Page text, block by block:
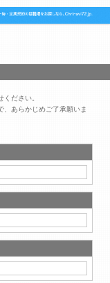
ださい。
、あらかじめご了承願いま